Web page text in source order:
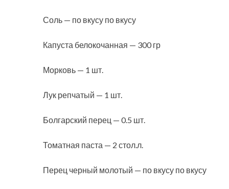
Соль — по вкусу по вкусу
Капуста белокочанная — 300 гр
Морковь — 1 шт.
Лук репчатый — 1 шт.
Болгарский перец — 0.5 шт.
Томатная паста — 2 стол.л.
Перец черный молотый — по вкусу по вкусу